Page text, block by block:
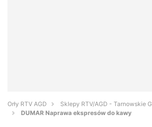
Orły RTV AGD
Sklepy RTV/AGD - Tarnowskie
DUMAR Naprawa ekspresów do kawy